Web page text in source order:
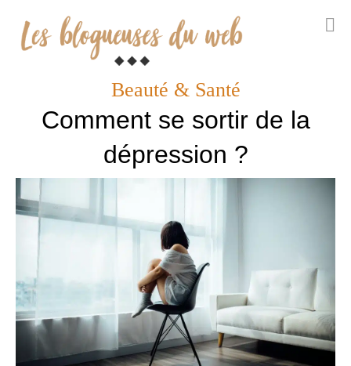
Beauté & Santé
Comment se sortir de la
dépression ?